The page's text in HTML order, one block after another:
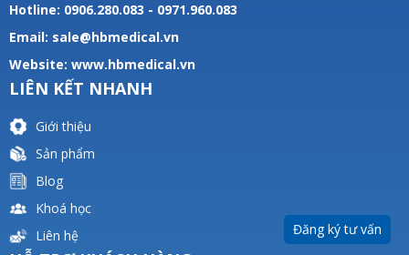
Đăng ký tư vấn
Hotline: 0906.280.083 - 0971.960.083
Email: sale@hbmedical.vn
Website: www.hbmedical.vn
LIÊN KẾT NHANH
Giới thiệu
Sản phẩm
Blog
Khoá học
Liên hệ